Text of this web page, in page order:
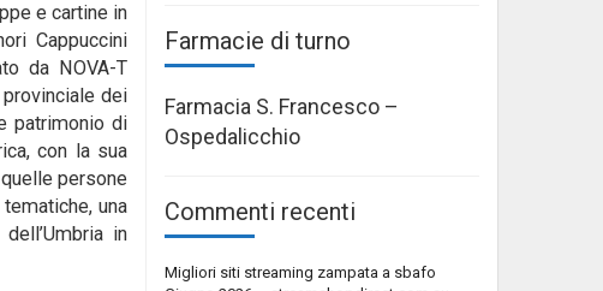
e cartine in
Cappuccini
da NOVA-T
dei
patrimonio di
con la sua
persone
una
in
Farmacie di turno
Farmacia S. Francesco –
Ospedalicchio
Commenti recenti
Migliori siti streaming zampata a sbafo